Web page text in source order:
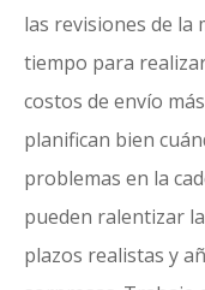
las revisiones de la
tiempo para
costos de envío
planifican bien
problemas en la
pueden ralentizar
plazos realistas y